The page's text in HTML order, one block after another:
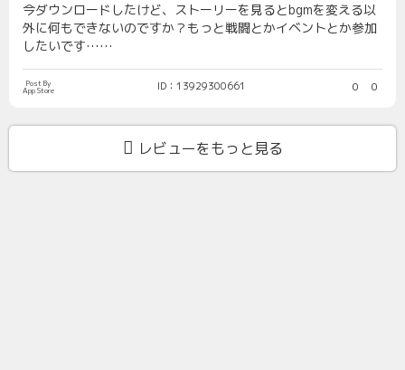
今ダウンロードしたけど、ストーリーを見るとbgmを変える以
外に何もできないのですか？もっと戦闘とかイベントとか参加
したいです……
Post By
App Store ID：13929300661 0 0
レビューをもっと見る